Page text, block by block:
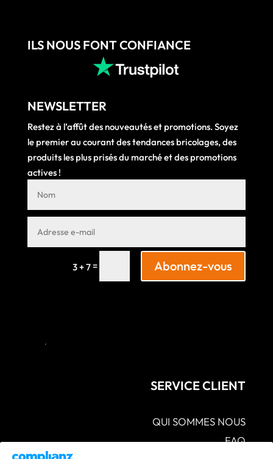
ILS NOUS FONT CONFIANCE
NEWSLETTER
Restez à l’affût des nouveautés et promotions. Soyez
le premier au courant des tendances bricolages, des
produits les plus prisés du marché et des promotions
actives !
3 + 7= Abonnez-vous
SERVICE CLIENT
QUI SOMMES NOUS
FAQ